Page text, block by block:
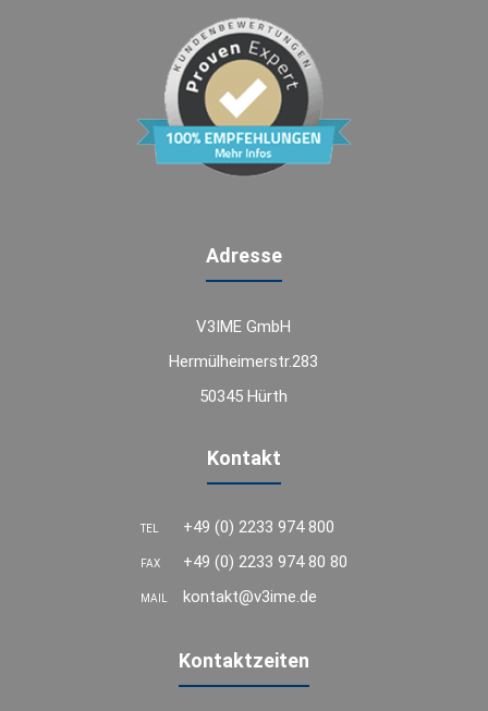
Adresse
V3IME GmbH
Hermülheimerstr.283
50345 Hürth
Kontakt
TEL +49 (0) 2233 974 800
FAX +49 (0) 2233 974 80 80
MAIL kontakt@v3ime.de
Kontaktzeiten